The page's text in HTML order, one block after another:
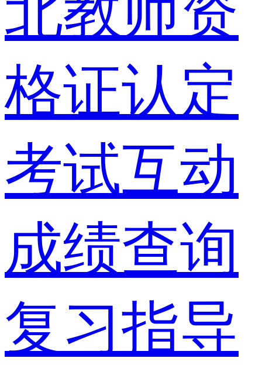
格证认定
考试互动
成绩查询
复习指导